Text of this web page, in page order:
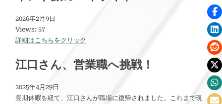
2026年2月9日
Views: 57
詳細はこちらをクリック
江口さん、営業職へ挑戦！
2025年4月29日
長期休暇を経て、江口さんが職場に復帰されました。これまで現